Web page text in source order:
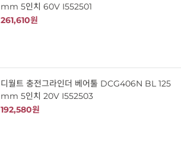
mm 5인치 60V I552501
261,610원
디월트 충전그라인더 베어툴 DCG406N BL 125
mm 5인치 20V I552503
192,580원